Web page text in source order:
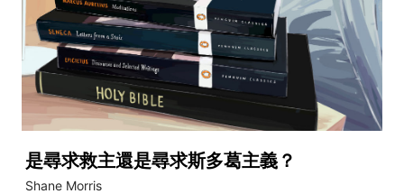
是尋求救主還是尋求斯多葛主義？
Shane Morris